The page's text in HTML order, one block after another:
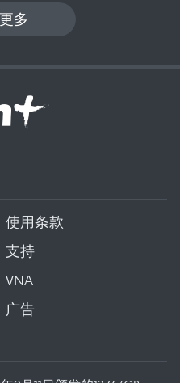
多
使用条款
支持
VNA
广告